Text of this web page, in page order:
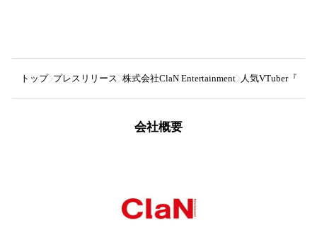
トップ プレスリリース 株式会社ClaN Entertainment 人気VTuber『凪
会社概要